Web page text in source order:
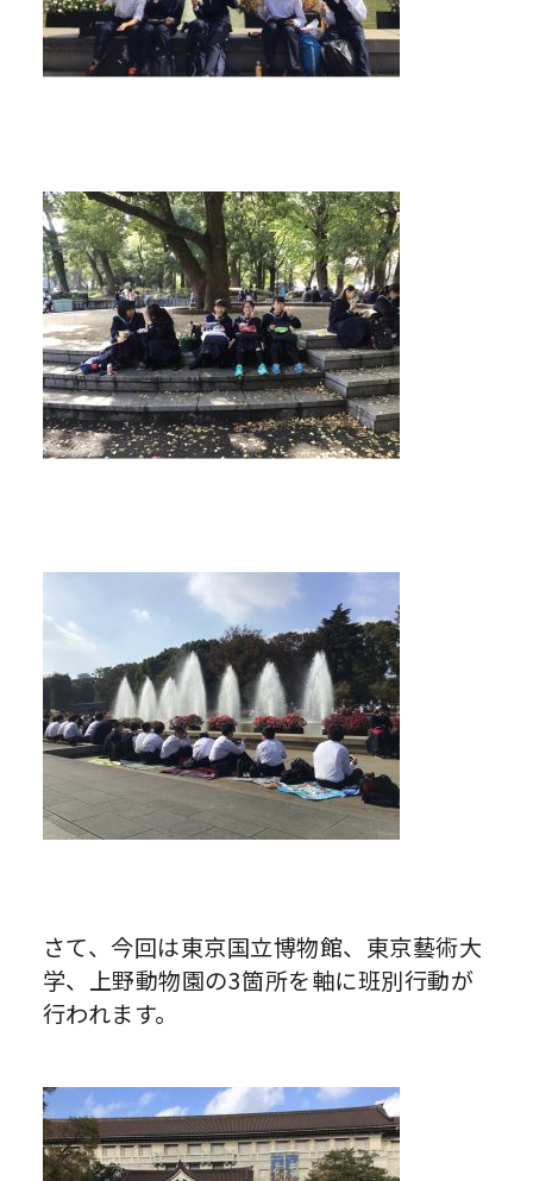
さて、今回は東京国立博物館、東京藝術大
学、上野動物園の3箇所を軸に班別行動が
行われます。